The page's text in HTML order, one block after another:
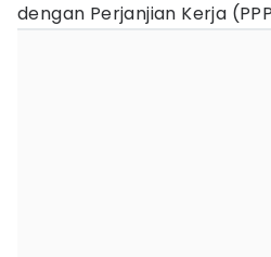
dengan Perjanjian Kerja